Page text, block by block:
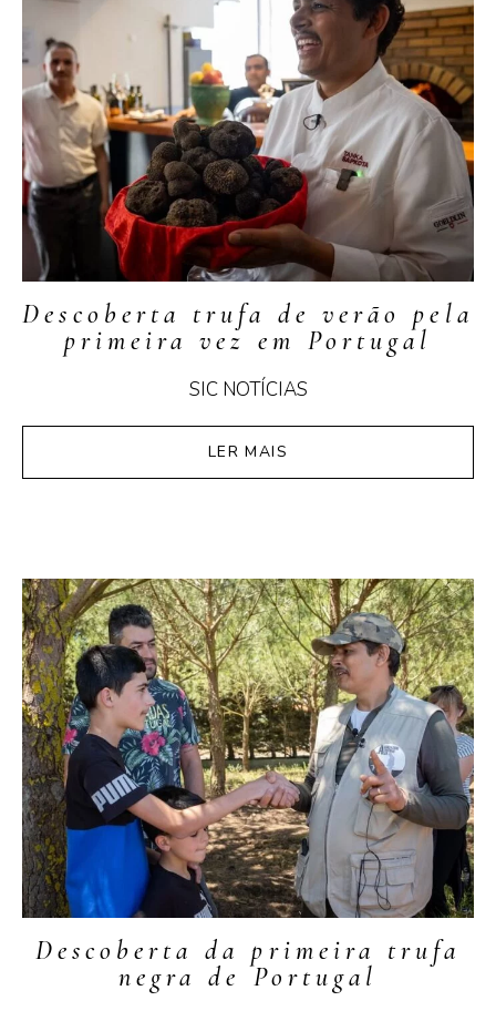
Descoberta trufa de verão pela
primeira vez em Portugal
SIC NOTÍCIAS
LER MAIS
Descoberta da primeira trufa
negra de Portugal